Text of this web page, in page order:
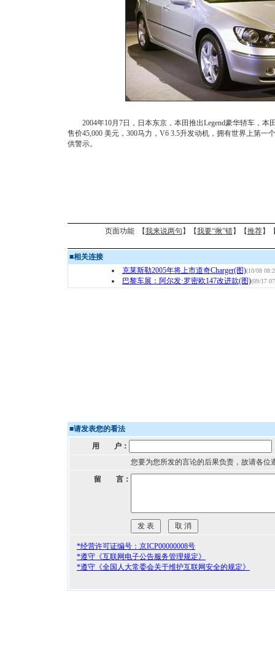
2004年10月7日，日本东京，本田推出Legend豪华轿车，本
售价45,000 美元，300马力，V6 3.5升发动机，拥有世界上第一
供警示。
页面功能 【我来说两句 】【我要“揪”错】【推荐】
■相关连接
克莱斯勒2005年将上市道奇Charger(图)(10/08
巴黎车展：阿尔发·罗密欧147改进款(图)(09/17
■请发表您的看法
用 户：
您要为您所发的言论的后果负责，故请各位
留 言：
*经营许可证编号：京ICP00000008号
*遵守《互联网电子公告服务管理规定》
*遵守《全国人大常委会关于维护互联网安全的规定》